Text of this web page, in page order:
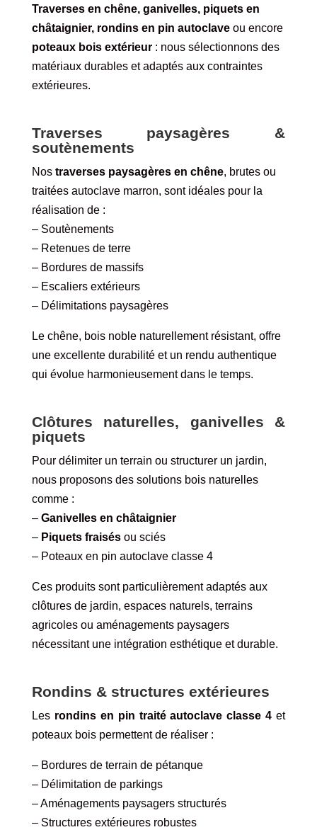
Traverses en chêne, ganivelles, piquets en
châtaignier, rondins en pin autoclave ou encore
poteaux bois extérieur: nous sélectionnons des
matériaux durables et adaptés aux contraintes
extérieures.
Traverses paysagères &
soutènements
Nos traverses paysagères en chêne, brutes ou
traitées autoclave marron, sont idéales pour la
réalisation de :
– Soutènements
– Retenues de terre
– Bordures de massifs
– Escaliers extérieurs
– Délimitations paysagères
Le chêne, bois noble naturellement résistant, offre
une excellente durabilité et un rendu authentique
qui évolue harmonieusement dans le temps.
Clôtures naturelles, ganivelles &
piquets
Pour délimiter un terrain ou structurer un jardin,
nous proposons des solutions bois naturelles
comme :
– Ganivelles en châtaignier
– Piquets fraisésou sciés
– Poteaux en pin autoclave classe 4
Ces produits sont particulièrement adaptés aux
clôtures de jardin, espaces naturels, terrains
agricoles ou aménagements paysagers
nécessitant une intégration esthétique et durable.
Rondins & structures extérieures
Les rondins en pin traité autoclave classe 4 et
poteaux bois permettent de réaliser :
– Bordures de terrain de pétanque
– Délimitation de parkings
– Aménagements paysagers structurés
– Structures extérieures robustes